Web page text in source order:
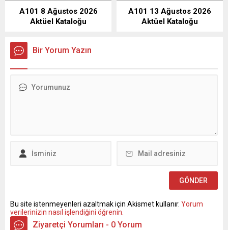
A101 8 Ağustos 2026
Aktüel Kataloğu
A101 13 Ağustos 2026
Aktüel Kataloğu
Bir Yorum Yazın
Bu site istenmeyenleri azaltmak için Akismet kullanır. Yorum
verilerinizin nasıl işlendiğini öğrenin.
Ziyaretçi Yorumları - 0 Yorum